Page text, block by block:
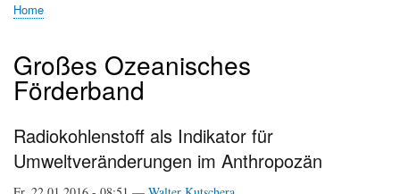
Home
Großes Ozeanisches
Förderband
Radiokohlenstoff als Indikator für
Umweltveränderungen im Anthropozän